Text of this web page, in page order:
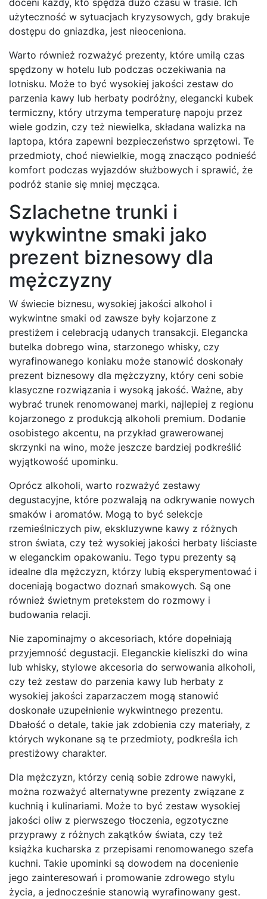
doceni każdy, kto spędza dużo czasu w trasie. Ich
użyteczność w sytuacjach kryzysowych, gdy brakuje
dostępu do gniazdka, jest nieoceniona.
Warto również rozważyć prezenty, które umilą czas
spędzony w hotelu lub podczas oczekiwania na
lotnisku. Może to być wysokiej jakości zestaw do
parzenia kawy lub herbaty podróżny, elegancki kubek
termiczny, który utrzyma temperaturę napoju przez
wiele godzin, czy też niewielka, składana walizka na
laptopa, która zapewni bezpieczeństwo sprzętowi. Te
przedmioty, choć niewielkie, mogą znacząco podnieść
komfort podczas wyjazdów służbowych i sprawić, że
podróż stanie się mniej męcząca.
Szlachetne trunki i
wykwintne smaki jako
prezent biznesowy dla
mężczyzny
W świecie biznesu, wysokiej jakości alkohol i
wykwintne smaki od zawsze były kojarzone z
prestiżem i celebracją udanych transakcji. Elegancka
butelka dobrego wina, starzonego whisky, czy
wyrafinowanego koniaku może stanowić doskonały
prezent biznesowy dla mężczyzny, który ceni sobie
klasyczne rozwiązania i wysoką jakość. Ważne, aby
wybrać trunek renomowanej marki, najlepiej z regionu
kojarzonego z produkcją alkoholi premium. Dodanie
osobistego akcentu, na przykład grawerowanej
skrzynki na wino, może jeszcze bardziej podkreślić
wyjątkowość upominku.
Oprócz alkoholi, warto rozważyć zestawy
degustacyjne, które pozwalają na odkrywanie nowych
smaków i aromatów. Mogą to być selekcje
rzemieślniczych piw, ekskluzywne kawy z różnych
stron świata, czy też wysokiej jakości herbaty liściaste
w eleganckim opakowaniu. Tego typu prezenty są
idealne dla mężczyzn, którzy lubią eksperymentować i
doceniają bogactwo doznań smakowych. Są one
również świetnym pretekstem do rozmowy i
budowania relacji.
Nie zapominajmy o akcesoriach, które dopełniają
przyjemność degustacji. Eleganckie kieliszki do wina
lub whisky, stylowe akcesoria do serwowania alkoholi,
czy też zestaw do parzenia kawy lub herbaty z
wysokiej jakości zaparzaczem mogą stanowić
doskonałe uzupełnienie wykwintnego prezentu.
Dbałość o detale, takie jak zdobienia czy materiały, z
których wykonane są te przedmioty, podkreśla ich
prestiżowy charakter.
Dla mężczyzn, którzy cenią sobie zdrowe nawyki,
można rozważyć alternatywne prezenty związane z
kuchnią i kulinariami. Może to być zestaw wysokiej
jakości oliw z pierwszego tłoczenia, egzotyczne
przyprawy z różnych zakątków świata, czy też
książka kucharska z przepisami renomowanego szefa
kuchni. Takie upominki są dowodem na docenienie
jego zainteresowań i promowanie zdrowego stylu
życia, a jednocześnie stanowią wyrafinowany gest.